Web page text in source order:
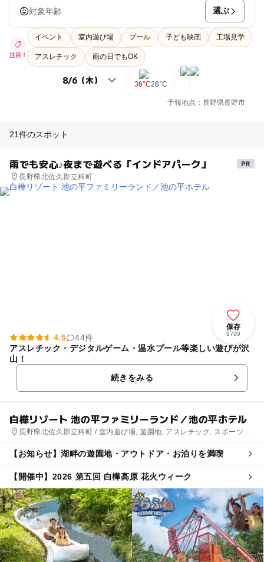
対象年齢 選ぶ
注目！
イベント 室内遊び場 プール 子ども映画 工場見学
アスレチック 雨の日でもOK
36°C26°C
予報地点：長野県長野市
21件のスポット
雨でも安心♪夜まで遊べる「インドアパーク」
長野県北佐久郡立科町
保存
9799
4.5
44件
アスレチック・デジタルゲーム・温水プール等楽しい遊びが沢
山！
続きをみる
白樺リゾート 池の平ファミリーランド／池の平ホテル
長野県北佐久郡立科町 / 室内遊び場, 遊園地, アスレチック, スポーツ施
【お知らせ】湖畔の遊園地・アウトドア・お泊りを満喫
【開催中】2026 第五回 白樺高原 花火ウィーク